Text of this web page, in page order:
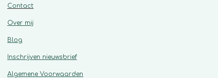
Contact
Over mij
Blog
Inschrijven nieuwsbrief
Algemene Voorwaarden